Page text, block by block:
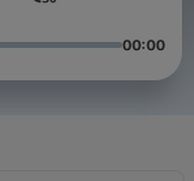
00:00